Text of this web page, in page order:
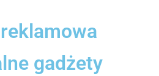
gadżety